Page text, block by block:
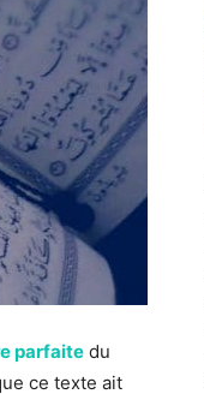
parfaite du
ce texte ait